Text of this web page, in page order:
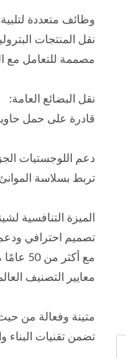
وظائف متعددة لتلبية
نقل المنتجات
مصممة للتعامل مع
نقل البضائع العامة:
قادرة على حمل
دعم اللوجستيات
تربط بسلاسة
الميزة التنافسية
تصميم احترافي
مع
معايير التصنيف
متينة وفعالة من
تضمن تقنيات البناء
قارب صيد